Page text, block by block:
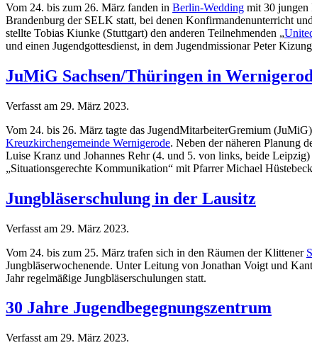
Vom 24. bis zum 26. März fanden in Berlin-Wedding mit 30 jungen
Brandenburg der SELK statt, bei denen Konfirmandenunterricht
stellte Tobias Kiunke (Stuttgart) den anderen Teilnehmenden „
und einen Jugendgottesdienst, in dem Jugendmissionar Peter
JuMiG Sachsen/Thüringen in
Verfasst am 29. März 2023.
Vom 24. bis 26. März tagte das JugendMitarbeiterGremium
Kreuzkirchengemeinde Wernigerode. Neben der näheren Planung
Luise Kranz und Johannes Rehr (4. und 5. von links, beide
„Situationsgerechte Kommunikation“ mit Pfarrer Michael
Jungbläserschulung in der Lausitz
Verfasst am 29. März 2023.
Vom 24. bis zum 25. März trafen sich in den Räumen der Klittener
Jungbläserwochenende. Unter Leitung von Jonathan Voigt und
Jahr regelmäßige Jungbläserschulungen statt.
30 Jahre Jugendbegegnungszentrum
Verfasst am 29. März 2023.